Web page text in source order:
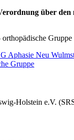
über den
Gruppe
Aphasie Neu
Gruppe
Holstein e.V.